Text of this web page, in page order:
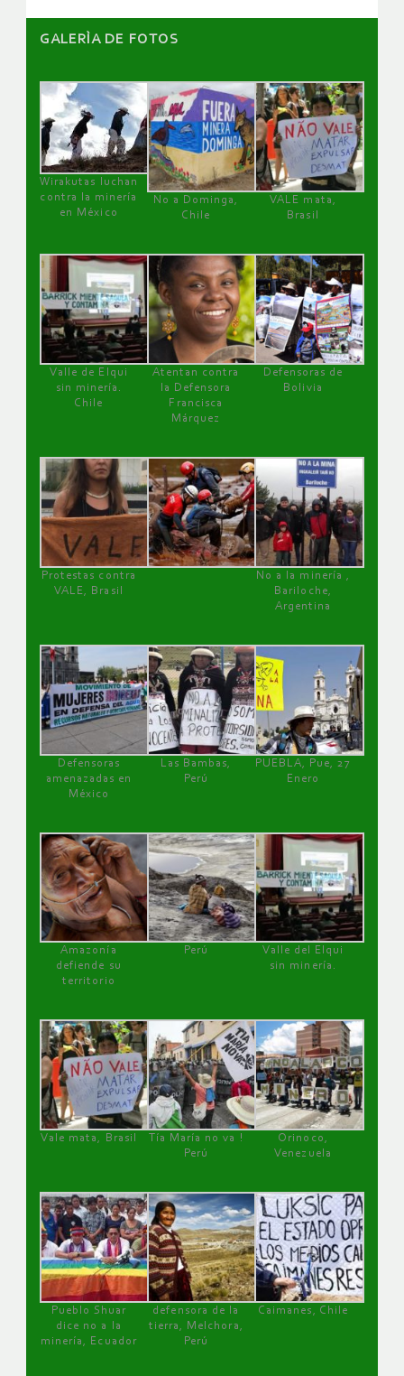
GALERÌA DE FOTOS
Wirakutas luchan
contra la minería
en México
No a Dominga,
Chile
VALE mata,
Brasil
Valle de Elqui
sin minería.
Chile
Atentan contra
la Defensora
Francisca
Márquez
Defensoras de
Bolivia
Protestas contra
VALE, Brasil
No a la minería ,
Bariloche,
Argentina
Defensoras
amenazadas en
México
Las Bambas,
Perú
PUEBLA, Pue, 27
Enero
Amazonía
defiende su
territorio
Perú
Valle del Elqui
sin minería.
Vale mata, Brasil
Tía María no va !
Perú
Orinoco,
Venezuela
Pueblo Shuar
dice no a la
minería, Ecuador
defensora de la
tierra, Melchora,
Perú
Caimanes, Chile